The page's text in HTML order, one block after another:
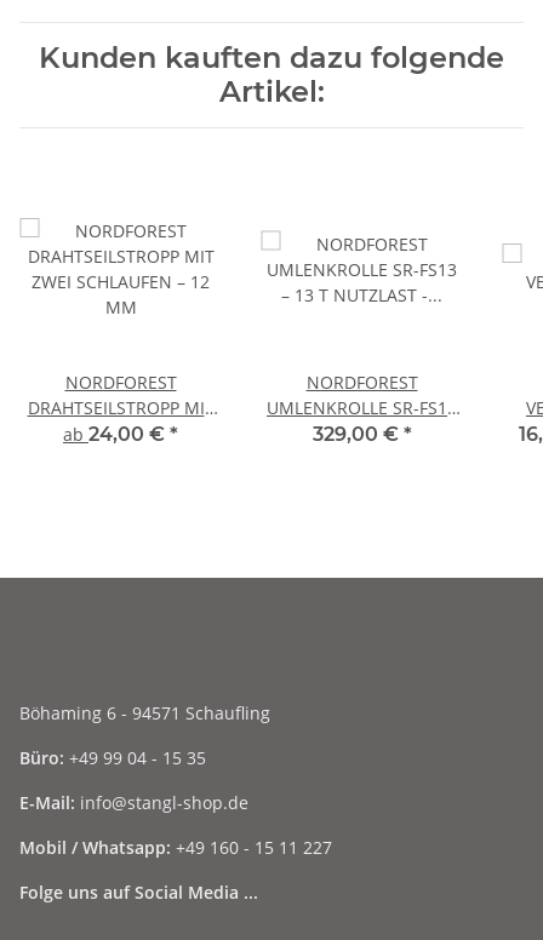
Kunden kauften dazu folgende
Artikel:
NORDFOREST
DRAHTSEILSTROPP MIT
ZWEI SCHLAUFEN – 12
ab 24,00 € *
NORDFOREST
UMLENKROLLE SR-FS13
– 13 T NUTZLAST -
329,00 € *
Böhaming 6 - 94571 Schaufling
Büro: +49 99 04 - 15 35
E-Mail: info@stangl-shop.de
Mobil / Whatsapp: +49 160 - 15 11 227
Folge uns auf Social Media ...